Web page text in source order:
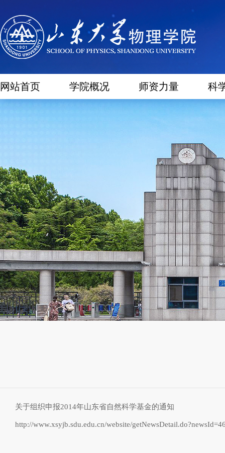
网站首页 学院概况 师资力量 科
关于组织申报2014年山东省自然科学基金的通知
http://www.xsyjb.sdu.edu.cn/website/